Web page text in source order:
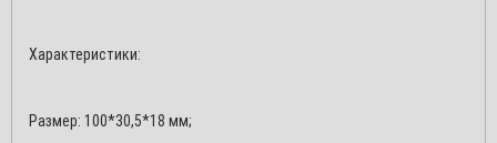
Характеристики:
Размер: 100*30,5*18 мм;